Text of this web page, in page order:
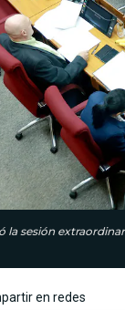
la sesión
en redes